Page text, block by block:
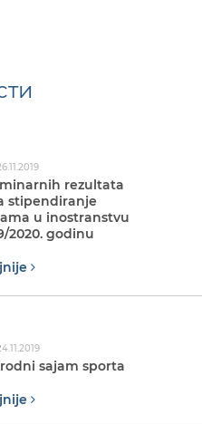
rezultata
stipendiranje
u inostranstvu
2020. godinu
sajam sporta